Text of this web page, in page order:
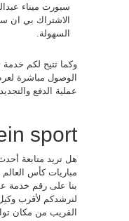
سبورت ميناء
الاشتراك بي ان
السهولة.
وكما تتيح لكم خدمة
الوصول مباشرة
عملية الدفع والتجديد
sport
هل تريد متابعة
بنا على رقم خدمة
لنرشدكم لأقرب
القريب من مكان